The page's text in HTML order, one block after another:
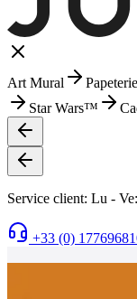
Art Mural Papeterie
Star Wars™
Service client: Lu -
+33 (0)